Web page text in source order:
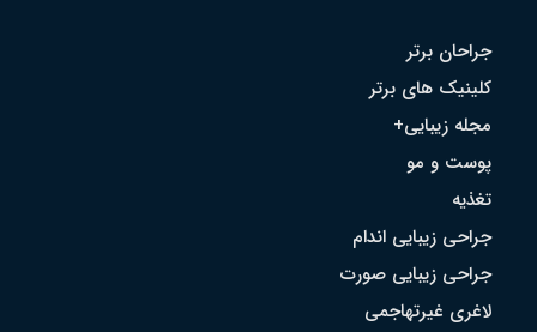
جراحان برتر
کلینیک های برتر
مجله زیبایی+
پوست و مو
تغذیه
جراحی زیبایی اندام
جراحی زیبایی صورت
لاغری غیرتهاجمی